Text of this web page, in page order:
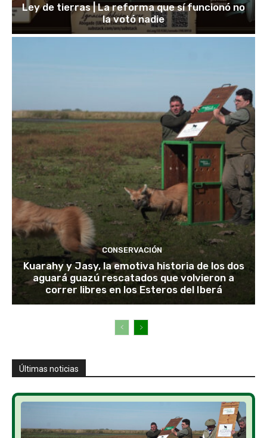
Ley de tierras | La reforma que sí funcionó no
la votó nadie
CONSERVACIÓN
Kuarahy y Jasy, la emotiva historia de los dos
aguará guazú rescatados que volvieron a
correr libres en los Esteros del Iberá
Últimas noticias